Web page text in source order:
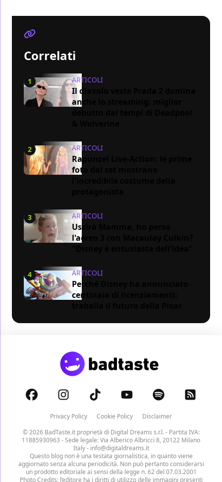
Correlati
1 ARTICOLI
Il diavolo veste Prada 2 domina
anche lo streaming: miglior
2 ARTICOLI
Rapunzel Live-Action: le prime
foto dal set mostrano
3 ARTICOLI
Uscirà Mamma, ho perso
l'aereo 3 con Macaulay Culkin?
4 ARTICOLI
Perché Disney ha annunciato
centinaia di licenziamenti:
Privacy Policy Cookie Policy
Disclaimer
© 2026 BadTaste.it proprietà di Digital Dreams s.r.l.- Partita IVA:
11885930963 - Sede legale: Via Alberico Albricci 8, 20122 Milano
Italy - info@digitaldreams.it
Questo blog non è una testata giornalistica, in quanto viene
aggiornato senza alcuna periodicità. Non può pertanto considerarsi
un prodotto editoriale ai sensi della legge n. 62 del 07.03.2001
Photo Credits: l’editore ha i diritti di utilizzo delle immagini presenti